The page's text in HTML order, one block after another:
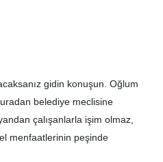
gidin konuşun. Oğlum
belediye meclisine
çalışanlarla işim olmaz,
menfaatlerinin peşinde